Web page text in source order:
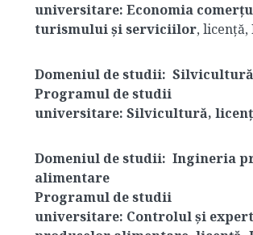
universitare: Economia
turismului și serviciilor, licență,
Domeniul de studii: Silvicultură
Programul de studii
universitare: Silvicultură,
Domeniul de studii: Ingineria
alimentare
Programul de studii
universitare: Controlul și